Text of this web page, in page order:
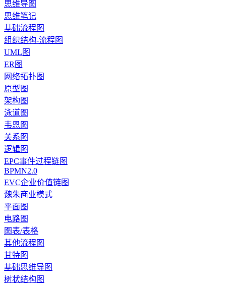
思维导图
思维笔记
基础流程图
组织结构-流程图
UML图
ER图
网络拓扑图
原型图
架构图
泳道图
韦恩图
关系图
逻辑图
EPC事件过程链图
BPMN2.0
EVC企业价值链图
魏朱商业模式
平面图
电路图
图表/表格
其他流程图
甘特图
基础思维导图
树状结构图